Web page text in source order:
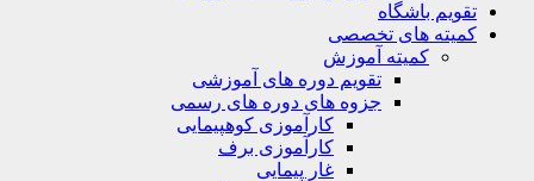
باشگاه
های تخصصی
کمیته آموزش
تقویم دوره های آموزشی
جزوه های دوره های رسمی
کارآموزی کوهپیمایی
کارآموزی برف
غار پیمایی